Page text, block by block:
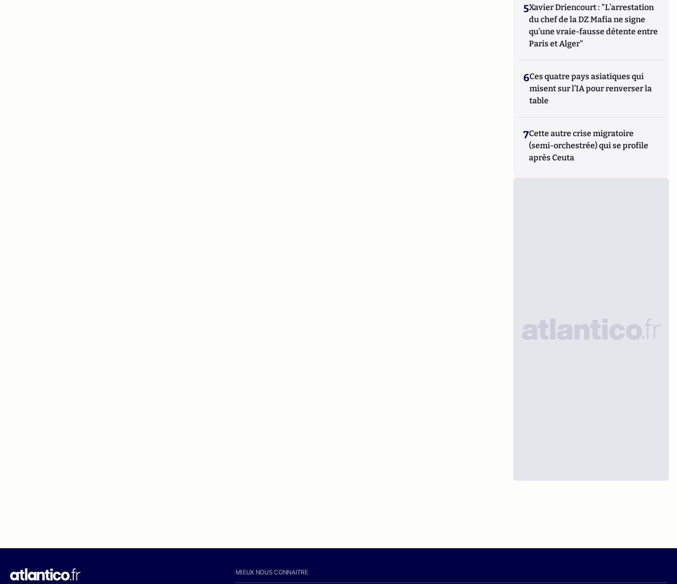
5Xavier Driencourt : "L’arrestation
du chef de la DZ Mafia ne signe
qu’une vraie-fausse détente entre
Paris et Alger"
6Ces quatre pays asiatiques qui
misent sur l’IA pour renverser la
table
7Cette autre crise migratoire
(semi-orchestrée) qui se profile
après Ceuta
MIEUX NOUS CONNAITRE